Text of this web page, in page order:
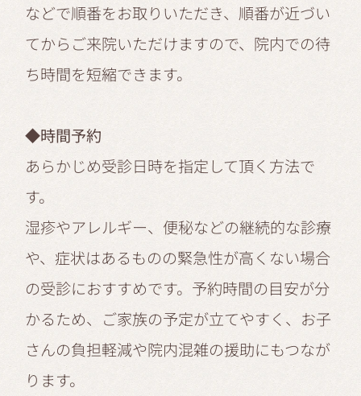
などで順番をお取りいただき、順番が近づい
てからご来院いただけますので、院内での待
ち時間を短縮できます。
◆時間予約
あらかじめ受診日時を指定して頂く方法で
す。
湿疹やアレルギー、便秘などの継続的な診療
や、症状はあるものの緊急性が高くない場合
の受診におすすめです。予約時間の目安が分
かるため、ご家族の予定が立てやすく、お子
さんの負担軽減や院内混雑の援助にもつなが
ります。